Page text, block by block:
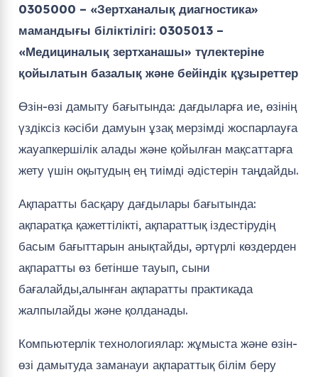
0305000 – «Зертханалық диагностика»
мамандығы біліктілігі: 0305013 –
«Медициналық зертханашы» түлектеріне
қойылатын базалық және бейіндік құзыреттер
Өзін-өзі дамыту бағытында: дағдыларға ие, өзінің
үздіксіз кәсіби дамуын ұзақ мерзімді жоспарлауға
жауапкершілік алады және қойылған мақсаттарға
жету үшін оқытудың ең тиімді әдістерін таңдайды.
Ақпаратты басқару дағдылары бағытында:
ақпаратқа қажеттілікті, ақпараттық іздестірудің
басым бағыттарын анықтайды, әртүрлі көздерден
ақпаратты өз бетінше тауып, сыни
бағалайды,алынған ақпаратты практикада
жалпылайды және қолданады.
Компьютерлік технологиялар: жұмыста және өзін-
өзі дамытуда заманауи ақпараттық білім беру